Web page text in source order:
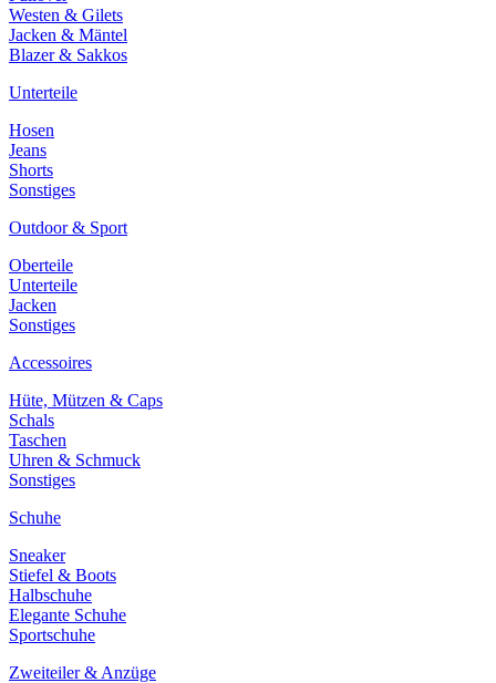
Westen & Gilets
Jacken & Mäntel
Blazer & Sakkos
Unterteile
Hosen
Jeans
Shorts
Sonstiges
Outdoor & Sport
Oberteile
Unterteile
Jacken
Sonstiges
Accessoires
Hüte, Mützen & Caps
Schals
Taschen
Uhren & Schmuck
Sonstiges
Schuhe
Sneaker
Stiefel & Boots
Halbschuhe
Elegante Schuhe
Sportschuhe
Zweiteiler & Anzüge